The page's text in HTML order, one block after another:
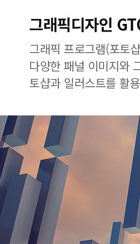
그래픽디자인
그래픽 프로그램(포토
다양한 패널 이미지와
토샵과 일러스트를 활